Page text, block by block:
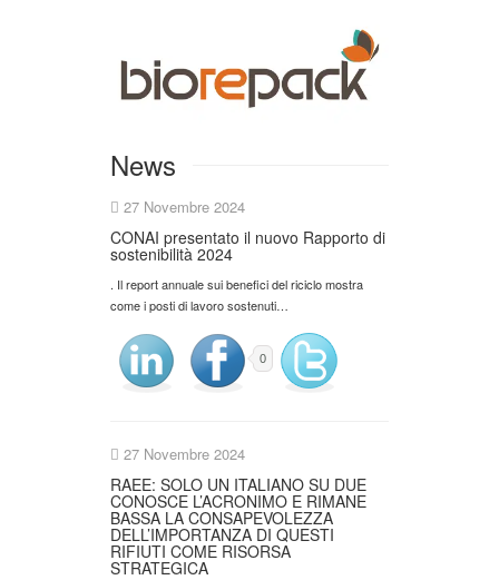
News
27 Novembre 2024
CONAI presentato il nuovo Rapporto di
sostenibilità 2024
. Il report annuale sui benefici del riciclo mostra
come i posti di lavoro sostenuti…
0
27 Novembre 2024
RAEE: SOLO UN ITALIANO SU DUE
CONOSCE L’ACRONIMO E RIMANE
BASSA LA CONSAPEVOLEZZA
DELL’IMPORTANZA DI QUESTI
RIFIUTI COME RISORSA
STRATEGICA